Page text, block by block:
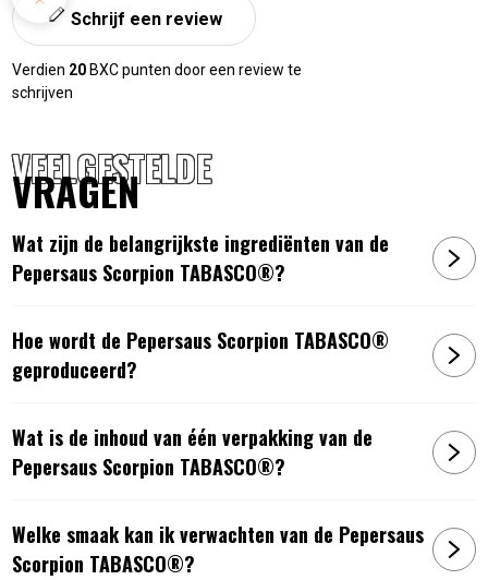
Schrijf een review
Verdien 20 BXC punten door een review te
schrijven
VEELGESTELDE
VRAGEN
Wat zijn de belangrijkste ingrediënten van de
Pepersaus Scorpion TABASCO®?
Hoe wordt de Pepersaus Scorpion TABASCO®
geproduceerd?
Wat is de inhoud van één verpakking van de
Pepersaus Scorpion TABASCO®?
Welke smaak kan ik verwachten van de Pepersaus
Scorpion TABASCO®?